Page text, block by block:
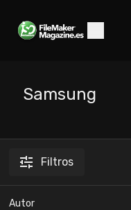
Samsung
Filtros
Autor